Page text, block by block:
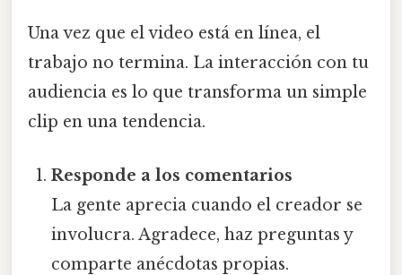
Una vez que el video está en línea, el
trabajo no termina. La interacción con tu
audiencia es lo que transforma un simple
clip en una tendencia.
Responde a los comentarios
La gente aprecia cuando el creador se
involucra. Agradece, haz preguntas y
comparte anécdotas propias.